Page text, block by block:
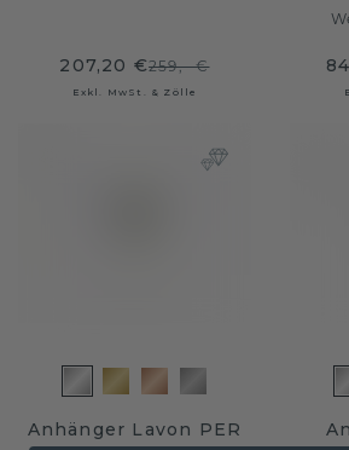
207,20 €259,- €
Exkl. MwSt. & Zölle
Anhänger Lavon PER